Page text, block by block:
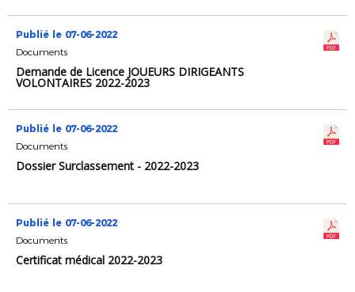
Publié le 07-06-2022
Documents
Demande de Licence JOUEURS DIRIGEANTS
VOLONTAIRES 2022-2023
Publié le 07-06-2022
Documents
Dossier Surclassement - 2022-2023
Publié le 07-06-2022
Documents
Certificat médical 2022-2023